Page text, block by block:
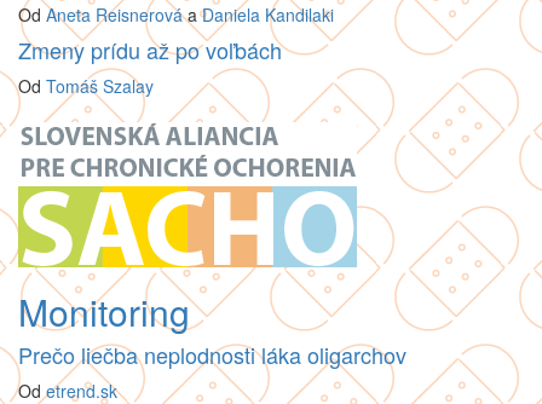
Od Aneta ReisnerováaDaniela Kandilaki
Zmeny prídu až po voľbách
Od Tomáš Szalay
Monitoring
Prečo liečba neplodnosti láka oligarchov
Odetrend.sk